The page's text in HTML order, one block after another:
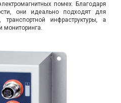
помех. Благодаря
они идеально подходят для
инфраструктуры, а
мониторинга.